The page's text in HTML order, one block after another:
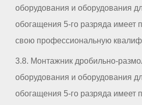
оборудования и оборудования
обогащения 5-го разряда имеет
свою профессиональную
3.8. Монтажник дробильно-
оборудования и оборудования
обогащения 5-го разряда имеет